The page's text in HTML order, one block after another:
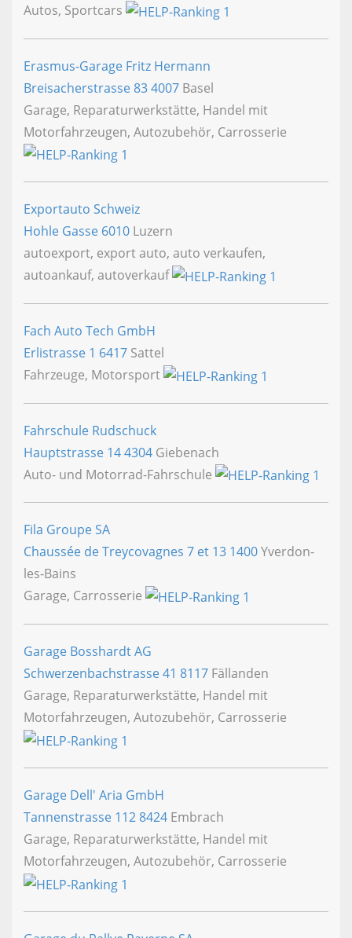
Autos, Sportcars
Erasmus-Garage Fritz Hermann
Breisacherstrasse 834007 Basel
Garage, Reparaturwerkstätte, Handel mit
Motorfahrzeugen, Autozubehör, Carrosserie
Exportauto Schweiz
Hohle Gasse 6010 Luzern
autoexport, export auto, auto verkaufen,
autoankauf, autoverkauf
Fach Auto Tech GmbH
Erlistrasse 1 6417 Sattel
Fahrzeuge, Motorsport
Fahrschule Rudschuck
Hauptstrasse 144304 Giebenach
Auto- und Motorrad-Fahrschule
Fila Groupe SA
Chaussée de Treycovagnes 7 et 13 1400Yverdon-
les-Bains
Garage, Carrosserie
Garage Bosshardt AG
Schwerzenbachstrasse 41 8117 Fällanden
Garage, Reparaturwerkstätte, Handel mit
Motorfahrzeugen, Autozubehör, Carrosserie
Garage Dell' Aria GmbH
Tannenstrasse 1128424 Embrach
Garage, Reparaturwerkstätte, Handel mit
Motorfahrzeugen, Autozubehör, Carrosserie